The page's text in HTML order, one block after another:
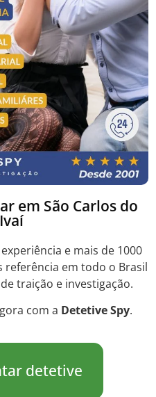
em São Carlos do
Ivaí
e mais de 1000
referência em todo o Brasil
traição e investigação.
com a Detetive Spy.
detetive